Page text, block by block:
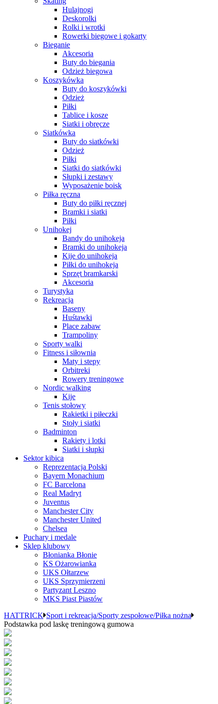
Hulajnogi
Deskorolki
Rolki i wrotki
Rowerki biegowe i gokarty
Bieganie
Akcesoria
Buty do biegania
Odzież biegowa
Koszykówka
Buty do koszykówki
Odzież
Piłki
Tablice i kosze
Siatki i obręcze
Siatkówka
Buty do siatkówki
Odzież
Piłki
Siatki do siatkówki
Słupki i zestawy
Wyposażenie boisk
Piłka ręczna
Buty do piłki ręcznej
Bramki i siatki
Piłki
Unihokej
Bandy do unihokeja
Bramki do unihokeja
Kije do unihokeja
Piłki do unihokeja
Sprzęt bramkarski
Akcesoria
Turystyka
Rekreacja
Baseny
Huśtawki
Place zabaw
Trampoliny
Sporty walki
Fitness i siłownia
Maty i stepy
Orbitreki
Rowery treningowe
Nordic walking
Kije
Tenis stołowy
Rakietki i piłeczki
Stoły i siatki
Badminton
Rakiety i lotki
Siatki i słupki
Sektor kibica
Reprezentacja Polski
Bayern Monachium
FC Barcelona
Real Madryt
Juventus
Manchester City
Manchester United
Chelsea
Puchary i medale
Sklep klubowy
Błonianka Błonie
KS Ożarowianka
UKS Ołtarzew
UKS Sprzymierzeni
Partyzant Leszno
MKS Piast Piastów
HATTRICK Sport i rekreacja/Sporty zespołowe/Piłka nożna
Podstawka pod laskę treningową gumowa